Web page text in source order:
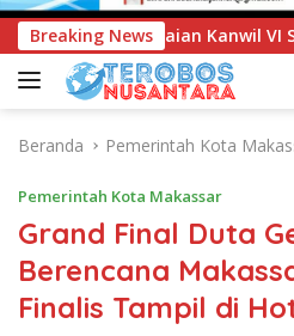
Breaking NewsMaluku Luncurkan
Beranda Pemerintah Kota
Pemerintah Kota Makassar
Grand Final Duta
Berencana
Finalis Tampil di